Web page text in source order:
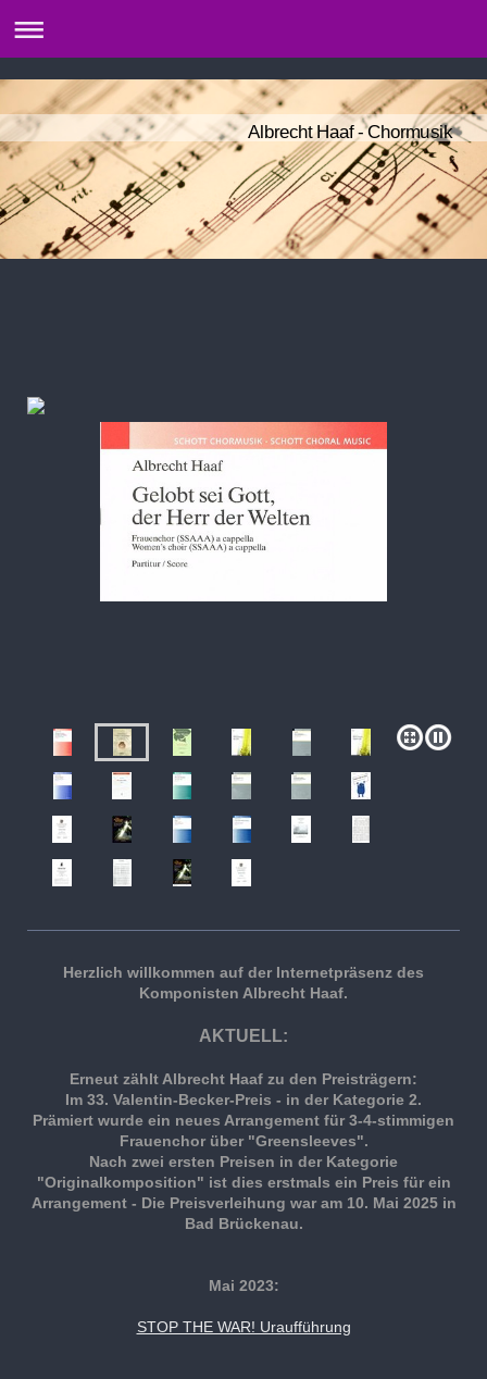
Albrecht Haaf - Chormusik
Herzlich willkommen auf der Internetpräsenz des
Komponisten Albrecht Haaf.
AKTUELL:
Erneut zählt Albrecht Haaf zu den Preisträgern:
Im 33. Valentin-Becker-Preis - in der Kategorie 2.
Prämiert wurde ein neues Arrangement für 3-4-stimmigen
Frauenchor über "Greensleeves".
Nach zwei ersten Preisen in der Kategorie
"Originalkomposition" ist dies erstmals ein Preis für ein
Arrangement - Die Preisverleihung war am 10. Mai 2025 in
Bad Brückenau.
Mai 2023:
STOP THE WAR! Uraufführung